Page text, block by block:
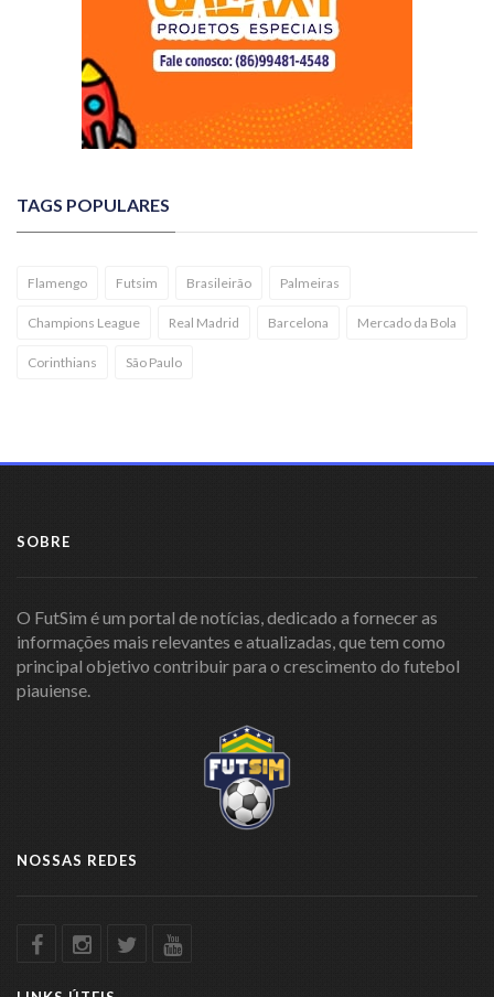
TAGS POPULARES
Flamengo Futsim Brasileirão Palmeiras
Champions League Real Madrid Barcelona Mercado da Bola
Corinthians São Paulo
SOBRE
O FutSim é um portal de notícias, dedicado a fornecer as
informações mais relevantes e atualizadas, que tem como
principal objetivo contribuir para o crescimento do futebol
piauiense.
NOSSAS REDES